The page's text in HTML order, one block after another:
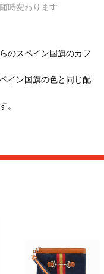
時変わります
のスペイン国旗のカフ
イン国旗の色と同じ配
。